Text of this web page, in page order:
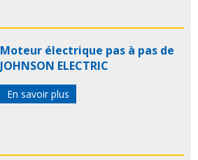
Moteur électrique pas à pas de
JOHNSON ELECTRIC
En savoir plus